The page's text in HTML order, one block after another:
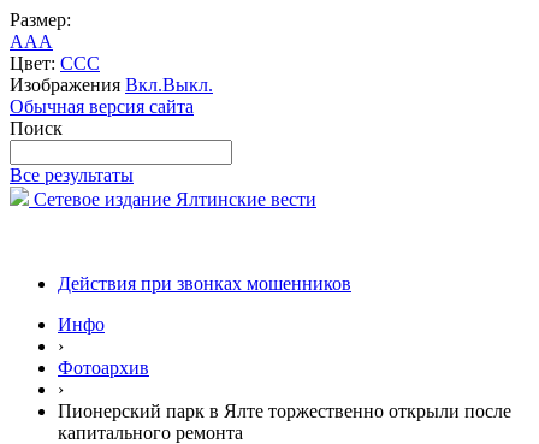
Размер:
AAA
Цвет: CCC
Изображения Вкл.Выкл.
Обычная версия сайта
Поиск
Все результаты
Сетевое издание Ялтинские вести
Действия при звонках мошенников
Инфо
›
Фотоархив
›
Пионерский парк в Ялте торжественно открыли после
капитального ремонта